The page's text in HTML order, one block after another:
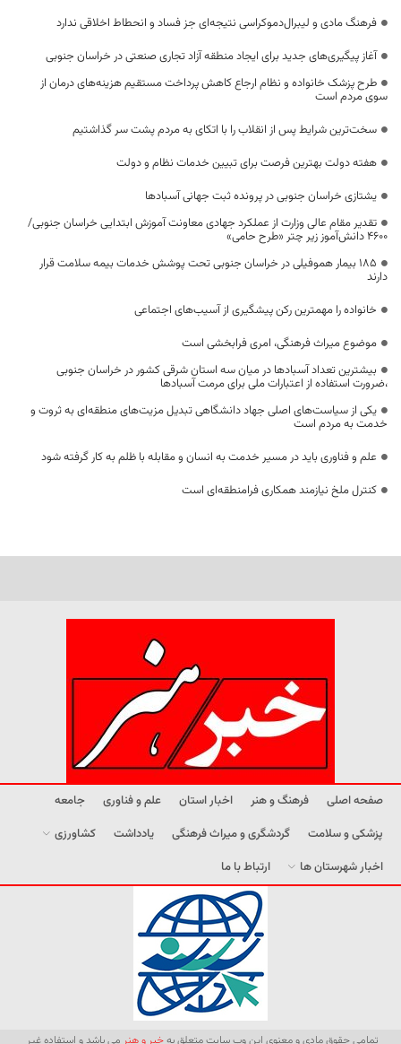
فرهنگ مادی و لیبرال‌دموکراسی نتیجه‌ای جز فساد و انحطاط اخلاقی ندارد
آغاز پیگیری‌های جدید برای ایجاد منطقه آزاد تجاری صنعتی در خراسان جنوبی
طرح پزشک خانواده و نظام ارجاع کاهش پرداخت مستقیم هزینه‌های درمان از
سوی مردم است
سخت‌ترین شرایط پس از انقلاب را با اتکای به مردم پشت سر گذاشتیم
هفته دولت بهترین فرصت برای تبیین خدمات نظام و دولت
یشتازی خراسان جنوبی در پرونده ثبت جهانی آسبادها
تقدیر مقام عالی وزارت از عملکرد جهادی معاونت آموزش ابتدایی خراسان جنوبی/
۴۶۰۰ دانش‌آموز زیر چتر «طرح حامی»
۱۸۵ بیمار هموفیلی در خراسان جنوبی تحت پوشش خدمات بیمه سلامت قرار
دارند
خانواده را مهمترین رکن پیشگیری از آسیب‌های اجتماعی
موضوع میراث فرهنگی، امری فرابخشی است
بیشترین تعداد آسبادها در میان سه استان شرقی کشور در خراسان جنوبی
،ضرورت استفاده از اعتبارات ملی برای مرمت آسبادها
یکی از سیاست‌های اصلی جهاد دانشگاهی تبدیل مزیت‌های منطقه‌ای به ثروت و
خدمت به مردم است
علم و فناوری باید در مسیر خدمت به انسان و مقابله با ظلم به کار گرفته شود
کنترل ملخ نیازمند همکاری فرامنطقه‌ای است
صفحه اصلی فرهنگ و هنر اخبار استان علم و فناوری
جامعه
پزشکی و سلامت
گردشگری و میراث فرهنگی یادداشت
کشاورزی
اخبار شهرستان ها
ارتباط با ما
تمامی حقوق مادی و معنوی این وب سایت متعلق بهخبر و هنر می باشد و استفاده غیر